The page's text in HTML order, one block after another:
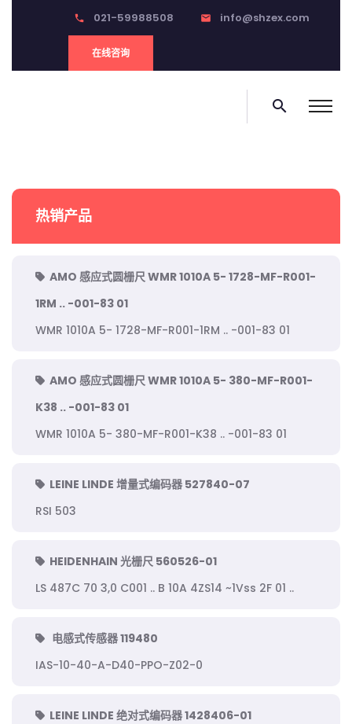
phone 021-59988508 email info@shzex.com
在线咨询
search
热销产品
AMO 感应式圆栅尺 WMR 1010A 5- 1728-MF-R001-
1RM .. -001-83 01
WMR 1010A 5- 1728-MF-R001-1RM .. -001-83 01
AMO 感应式圆栅尺 WMR 1010A 5- 380-MF-R001-
K38 .. -001-83 01
WMR 1010A 5- 380-MF-R001-K38 .. -001-83 01
LEINE LINDE 增量式编码器 527840-07
RSI 503
HEIDENHAIN 光栅尺 560526-01
LS 487C 70 3,0 C001 .. B 10A 4ZS14 ~1Vss 2F 01 ..
电感式传感器 119480
IAS-10-40-A-D40-PPO-Z02-0
LEINE LINDE 绝对式编码器 1428406-01